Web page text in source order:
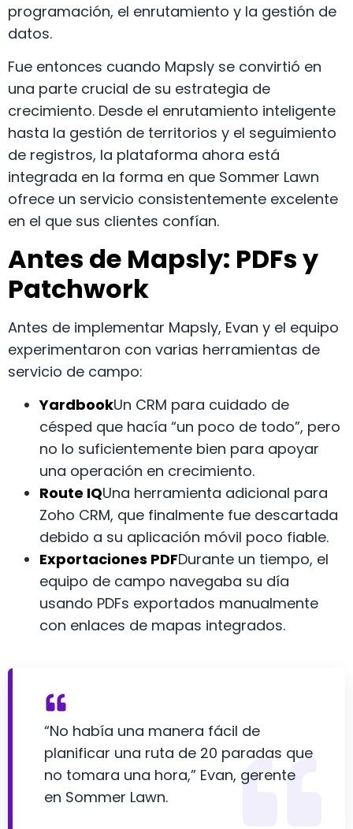
programación, el enrutamiento y la gestión de
datos.
Fue entonces cuando Mapsly se convirtió en
una parte crucial de su estrategia de
crecimiento. Desde el enrutamiento inteligente
hasta la gestión de territorios y el seguimiento
de registros, la plataforma ahora está
integrada en la forma en que Sommer Lawn
ofrece un servicio consistentemente excelente
en el que sus clientes confían.
Antes de Mapsly: PDFs y
Patchwork
Antes de implementar Mapsly, Evan y el equipo
experimentaron con varias herramientas de
servicio de campo:
YardbookUn CRM para cuidado de
césped que hacía “un poco de todo”, pero
no lo suficientemente bien para apoyar
una operación en crecimiento.
Route IQUna herramienta adicional para
Zoho CRM, que finalmente fue descartada
debido a su aplicación móvil poco fiable.
Exportaciones PDFDurante un tiempo, el
equipo de campo navegaba su día
usando PDFs exportados manualmente
con enlaces de mapas integrados.
“No había una manera fácil de
planificar una ruta de 20 paradas que
no tomara una hora,” Evan, gerente
en Sommer Lawn.